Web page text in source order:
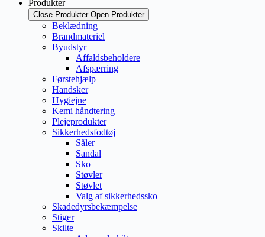
Produkter
Close Produkter Open Produkter
Beklædning
Brandmateriel
Byudstyr
Affaldsbeholdere
Afspærring
Førstehjælp
Handsker
Hygiejne
Kemi håndtering
Plejeprodukter
Sikkerhedsfodtøj
Såler
Sandal
Sko
Støvler
Støvlet
Valg af sikkerhedssko
Skadedyrsbekæmpelse
Stiger
Skilte